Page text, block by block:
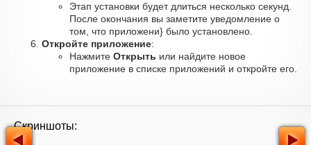
Этап установки будет длиться несколько секунд.
После окончания вы заметите уведомление о
том, что приложени} было установлено.
Откройте приложение:
Нажмите Открыть или найдите новое
приложение в списке приложений и откройте его.
Скриншоты: